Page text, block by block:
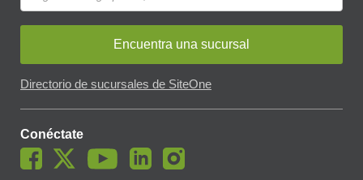
Encuentra una sucursal
Directorio de sucursales de SiteOne
Conéctate